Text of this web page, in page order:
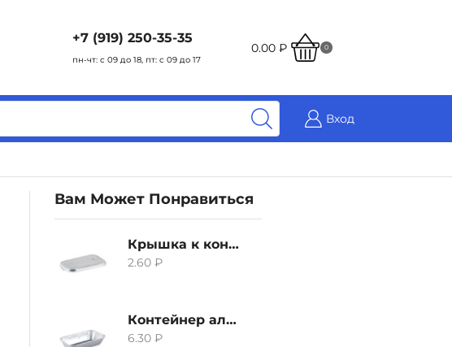
+7 (919) 250-35-35
пн-чт: с 09 до 18, пт: с 09 до 17
0.00 ₽ 0
Вход
Вам Может Понравиться
Крышка к контейнеру алюминиевого 380мл
2.60₽
Контейнер алюминиевый 380мл
6.30₽